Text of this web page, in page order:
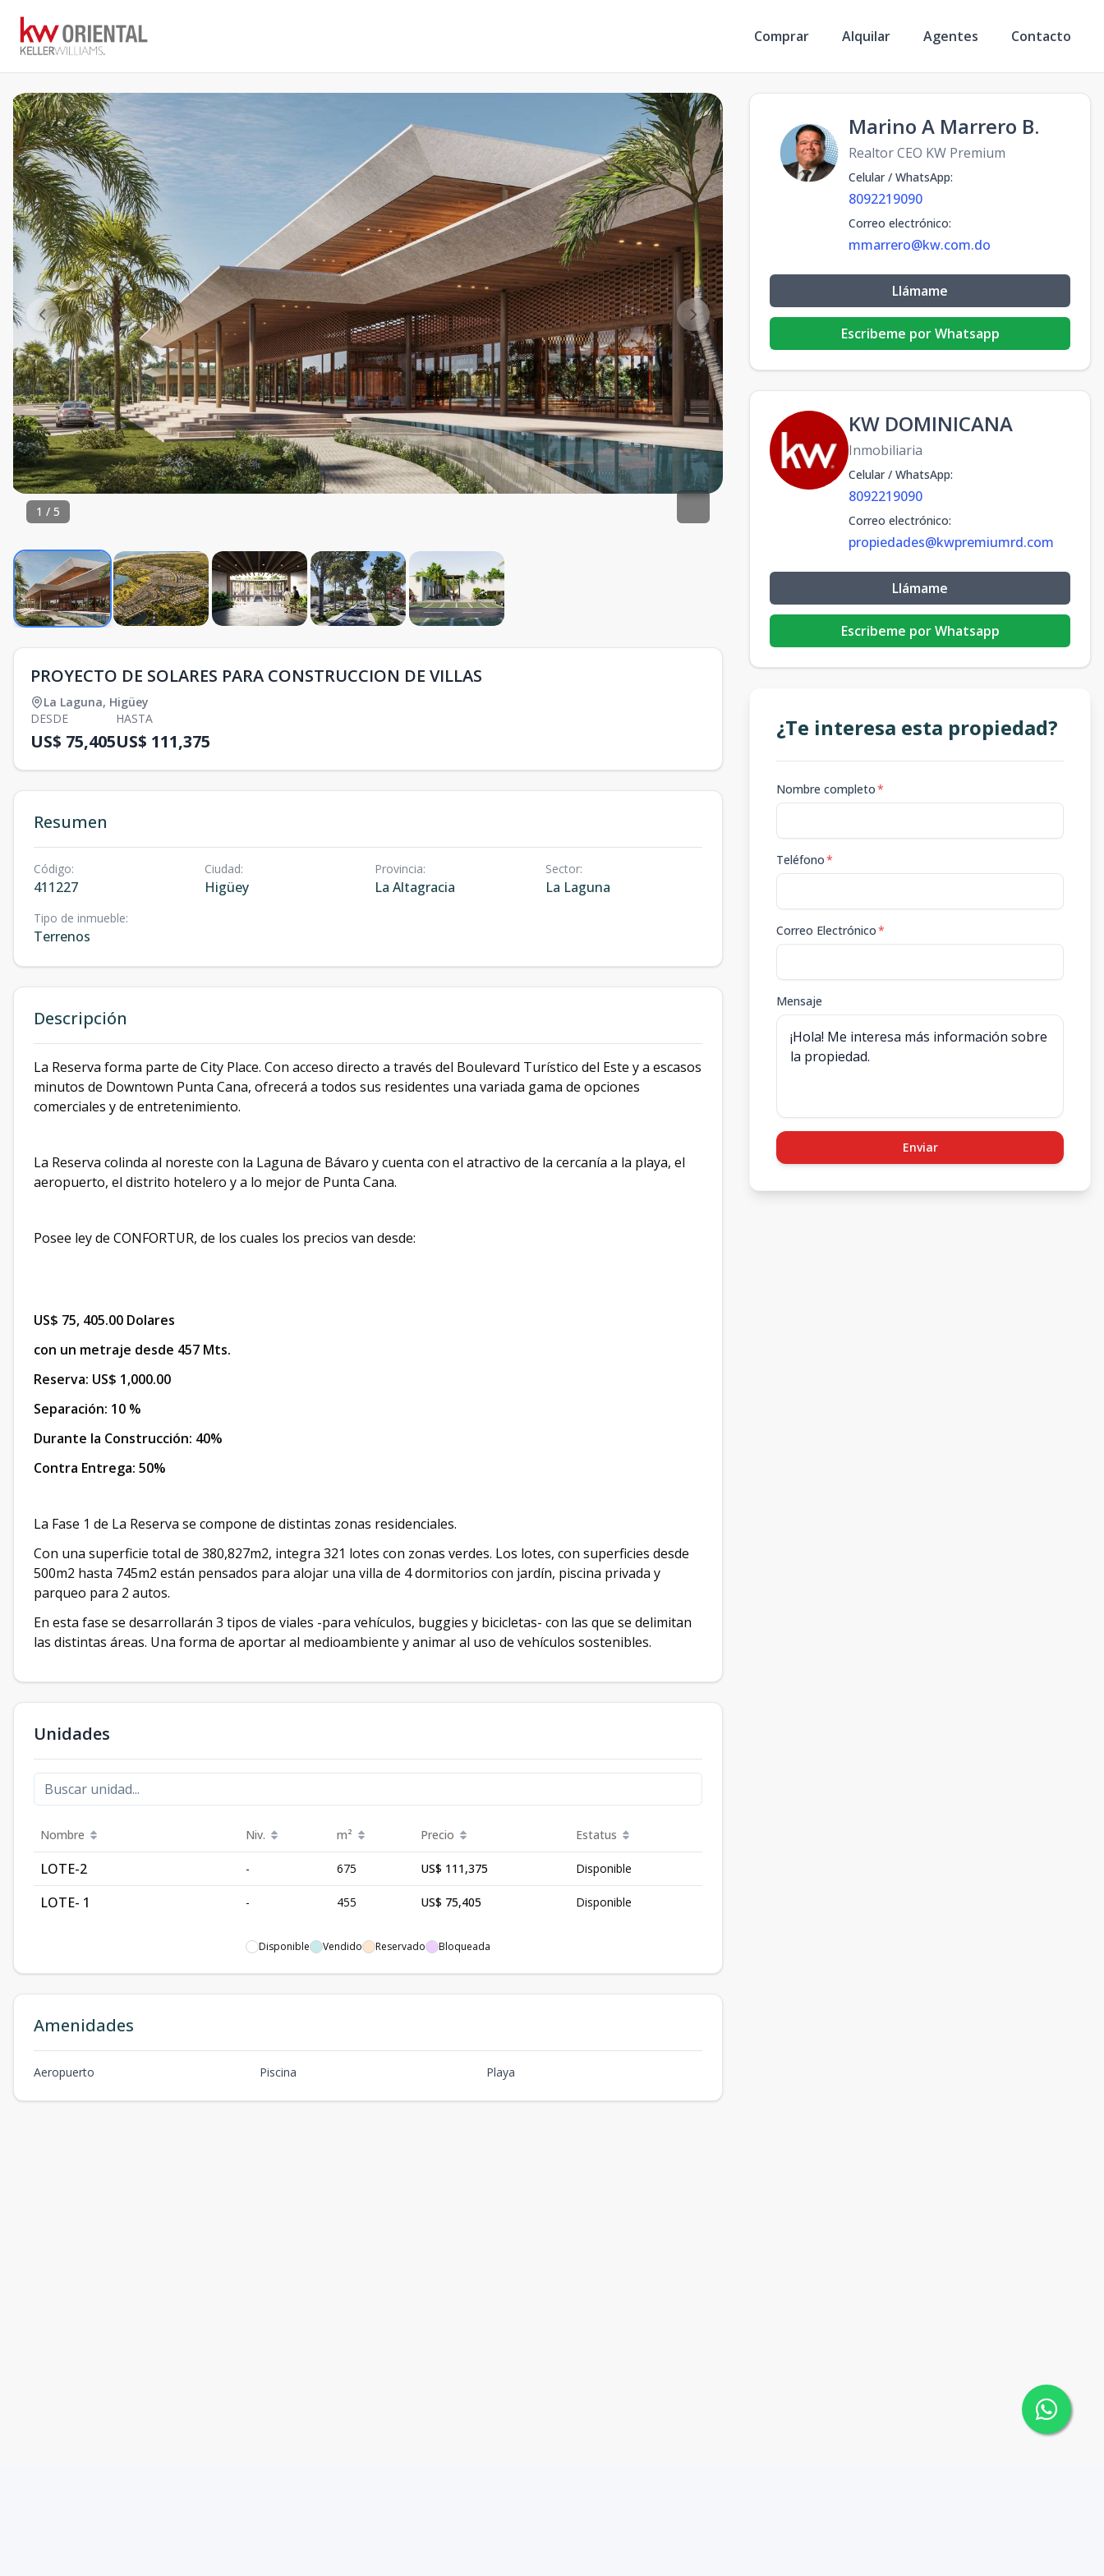
Comprar Alquilar Agentes Contacto
1 / 5
PROYECTO DE SOLARES PARA CONSTRUCCION DE VILLAS
La Laguna, Higüey
DESDE
US$ 75,405
HASTA
US$ 111,375
Resumen
Código:
411227
Ciudad:
Higüey
Provincia:
La Altagracia
Sector:
La Laguna
Tipo de inmueble:
Terrenos
Descripción
La Reserva forma parte de City Place. Con acceso directo a través del Boulevard Turístico del Este y a escasos
minutos de Downtown Punta Cana, ofrecerá a todos sus residentes una variada gama de opciones
comerciales y de entretenimiento.
La Reserva colinda al noreste con la Laguna de Bávaro y cuenta con el atractivo de la cercanía a la playa, el
aeropuerto, el distrito hotelero y a lo mejor de Punta Cana.
Posee ley de CONFORTUR, de los cuales los precios van desde:
US$ 75, 405.00 Dolares
con un metraje desde 457 Mts.
Reserva: US$ 1,000.00
Separación: 10 %
Durante la Construcción: 40%
Contra Entrega: 50%
La Fase 1 de La Reserva se compone de distintas zonas residenciales.
Con una superficie total de 380,827m2, integra 321 lotes con zonas verdes. Los lotes, con superficies desde
500m2 hasta 745m2 están pensados para alojar una villa de 4 dormitorios con jardín, piscina privada y
parqueo para 2 autos.
En esta fase se desarrollarán 3 tipos de viales -para vehículos, buggies y bicicletas- con las que se delimitan
las distintas áreas. Una forma de aportar al medioambiente y animar al uso de vehículos sostenibles.
Unidades
Nombre Niv. m² Precio Estatus
LOTE-2 - 675 US$ 111,375 Disponible
LOTE- 1 - 455 US$ 75,405 Disponible
Disponible Vendido Reservado Bloqueada
Amenidades
Aeropuerto Piscina Playa
Marino A Marrero B.
Realtor CEO KW Premium
Celular / WhatsApp:
8092219090
Correo electrónico:
mmarrero@kw.com.do
Llámame
Escribeme por Whatsapp
KW DOMINICANA
Inmobiliaria
Celular / WhatsApp:
8092219090
Correo electrónico:
propiedades@kwpremiumrd.com
Llámame
Escribeme por Whatsapp
¿Te interesa esta propiedad?
Nombre completo*
Teléfono*
Correo Electrónico*
Mensaje
Enviar